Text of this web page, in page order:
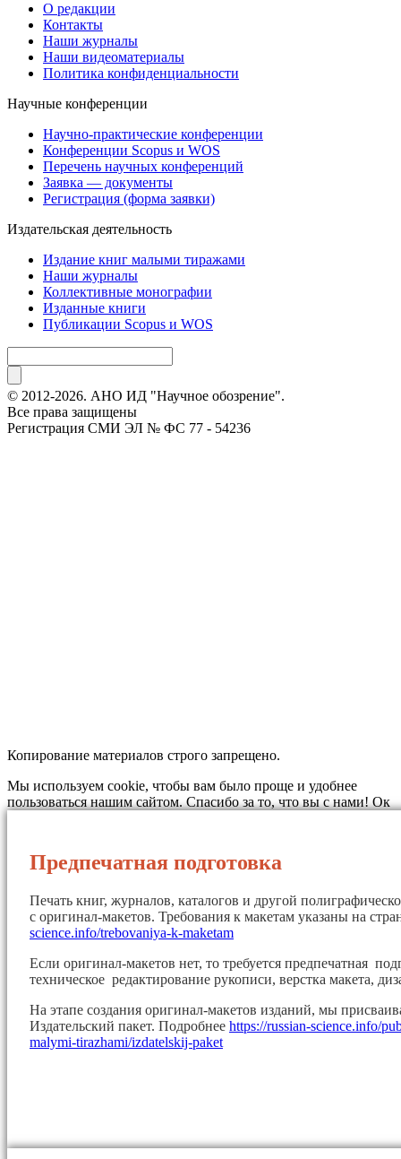
О редакции
Контакты
Наши журналы
Наши видеоматериалы
Политика конфиденциальности
Научные конференции
Научно-практические конференции
Конференции Scopus и WOS
Перечень научных конференций
Заявка — документы
Регистрация (форма заявки)
Издательская деятельность
Издание книг малыми тиражами
Наши журналы
Коллективные монографии
Изданные книги
Публикации Scopus и WOS
© 2012-2026. АНО ИД "Научное обозрение".
Все права защищены
Регистрация СМИ ЭЛ № ФС 77 - 54236
Копирование материалов строго запрещено.
Мы используем cookie, чтобы вам было проще и удобнее
пользоваться нашим сайтом. Спасибо за то, что вы с нами!Ок
Предпечатная подготовка
Печать книг, журналов, каталогов и другой
с оригинал-макетов. Требования к макетам указаны на
science.info/trebovaniya-k-maketam
Если оригинал-макетов нет, то требуется предпечатная
техническое редактирование рукописи, верстка макета,
На этапе создания оригинал-макетов изданий, мы
Издательский пакет. Подробнее https://russian-science.info/
malymi-tirazhami/izdatelskij-paket